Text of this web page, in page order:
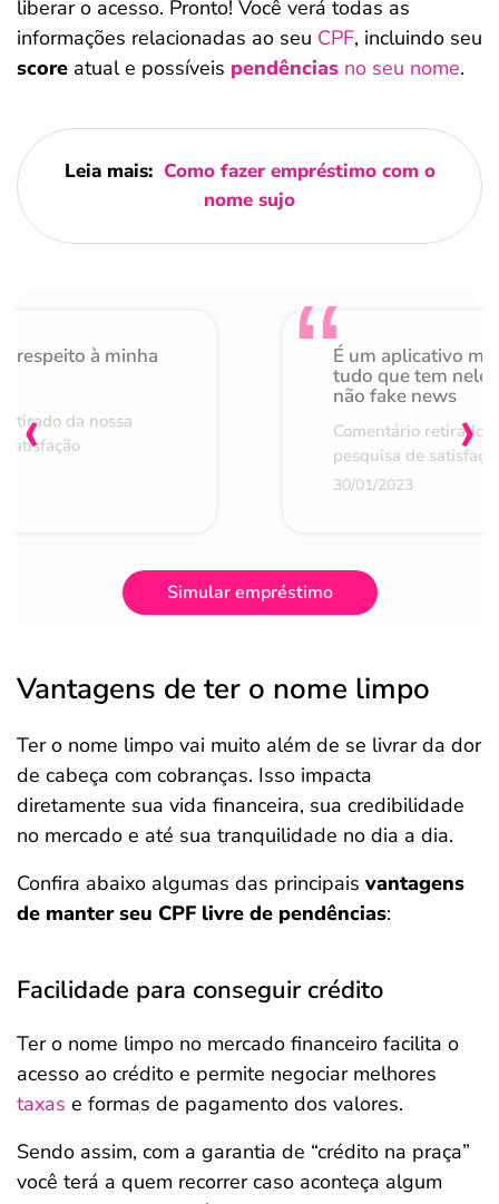
liberar o acesso. Pronto! Você verá todas as
informações relacionadas ao seu CPF, incluindo seu
score atual e possíveis pendências no seu nome.
Leia mais: Como fazer empréstimo com o
nome sujo
respeito à minha
da nossa
É um aplicativo
tudo que tem nele
não fake news
Comentário retirado
pesquisa de
30/01/2023
‹ ›
Simular empréstimo
Vantagens de ter o nome limpo
Ter o nome limpo vai muito além de se livrar da dor
de cabeça com cobranças. Isso impacta
diretamente sua vida financeira, sua credibilidade
no mercado e até sua tranquilidade no dia a dia.
Confira abaixo algumas das principais vantagens
de manter seu CPF livre de pendências:
Facilidade para conseguir crédito
Ter o nome limpo no mercado financeiro facilita o
acesso ao crédito e permite negociar melhores
taxas e formas de pagamento dos valores.
Sendo assim, com a garantia de “crédito na praça”
você terá a quem recorrer caso aconteça algum